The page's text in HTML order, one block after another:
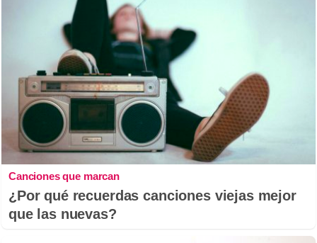
Canciones que marcan
¿Por qué recuerdas canciones viejas mejor
que las nuevas?